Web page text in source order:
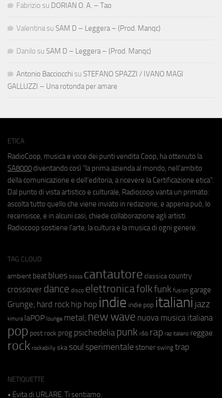
Fabrizio su DORIAN O. A. – Tao
Valentina su SAM D – Leggera – (Prod. Manqc)
Danilo su SAM D – Leggera – (Prod. Manqc)
Antonio Bacciocchi su STEFANO SPAZZI / IVANO MAGI
GALLUZZI – Una rotonda per amare
ETICA
RadioCoop, musica e voce dei punti vendita Coop, ha ottenuto la
SA8000 diventando così "la prima azienda al mondo, nell'ambito
della comunicazione e dell'editoria, a ricevere la Certificazione etica".
Dal punto di vista artistico e culturale, Radiocoop vanta un primato:
ascolta tutto quello che viene inviato in redazione, e appena può, lo
recensisce, e in alcuni casi, chiede collaborazione agli artisti.
Radiocoop sostiene l'arte, la cultura e la musica di ogni genere.
TAG CLOUD
ambient beat blues bossa cantautore classica country
crossover dance disco elettronicafolkfunk fusion garage
Grunge; hard rock hip hop indie indie pop italiani jazz
kimura laPOP lounge metal; new wave nuova musica italiana
pop post rock prog psichedeliapunk r&b rap rap italiano reggae
rock rockabilly ska soul sperimentale stoner swing trap
NETIQUETTE
• Evita di URLARE. Ti sentiamo.